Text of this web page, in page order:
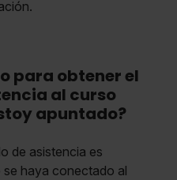
para obtener el
al curso
apuntado?
de asistencia es
se haya conectado al